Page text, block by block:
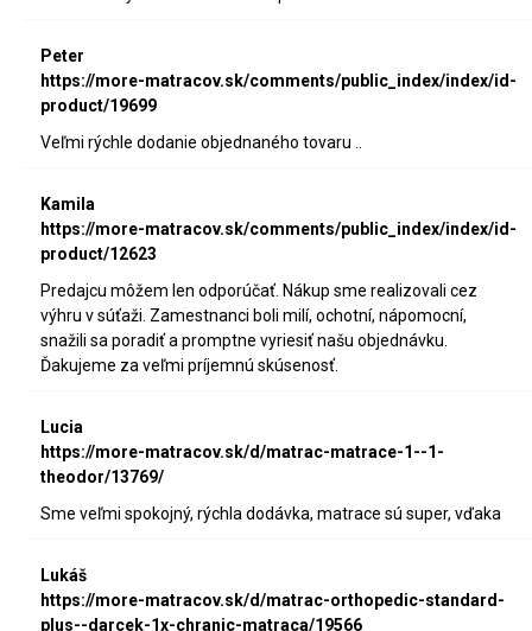
Peter
https://more-matracov.sk/comments/public_index/index/id-
product/19699
Veľmi rýchle dodanie objednaného tovaru ..
Kamila
https://more-matracov.sk/comments/public_index/index/id-
product/12623
Predajcu môžem len odporúčať. Nákup sme realizovali cez
výhru v súťaži. Zamestnanci boli milí, ochotní, nápomocní,
snažili sa poradiť a promptne vyriesiť našu objednávku.
Ďakujeme za veľmi príjemnú skúsenosť.
Lucia
https://more-matracov.sk/d/matrac-matrace-1--1-
theodor/13769/
Sme veľmi spokojný, rýchla dodávka, matrace sú super, vďaka
Lukáš
https://more-matracov.sk/d/matrac-orthopedic-standard-
plus--darcek-1x-chranic-matraca/19566